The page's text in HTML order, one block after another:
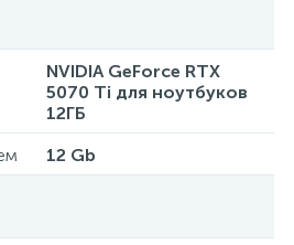
NVIDIA GeForce RTX
5070 Ti для ноутбуков
12ГБ
12 Gb